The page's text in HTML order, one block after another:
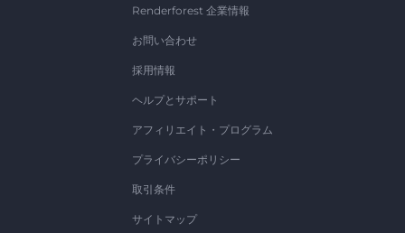
Renderforest 企業情報
お問い合わせ
採用情報
ヘルプとサポート
アフィリエイト・プログラム
プライバシーポリシー
取引条件
サイトマップ